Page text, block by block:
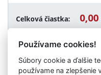
Celková čiastka: 0,00
Návrat späť
Používame cookies!
Súbory cookie a ďalšie
používame na zlepšenie